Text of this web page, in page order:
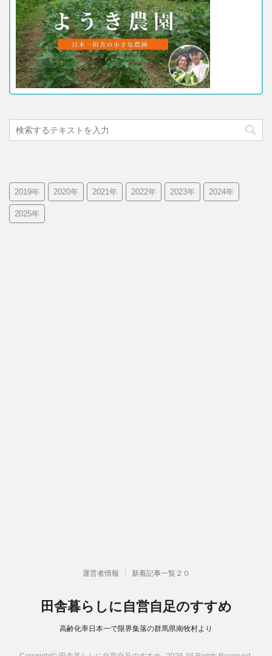
2019年 2020年 2021年 2022年 2023年 2024年
2025年
運営者情報 新着記事一覧２０
田舎暮らしに自営自足のすすめ
高齢化率日本一で限界集落の群馬県南牧村より